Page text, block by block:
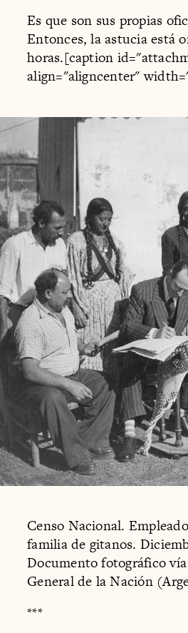
Es que son sus propias
Entonces, la astucia está
horas.[caption
align="aligncenter"
Censo Nacional.
familia de gitanos.
Documento fotográfico
General de la Nación
***